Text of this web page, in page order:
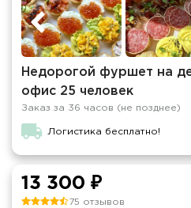
Недорогой фуршет на
офис 25 человек
Заказ за 36 часов (не позднее)
Логистика бесплатно!
13 300 ₽
75 отзывов